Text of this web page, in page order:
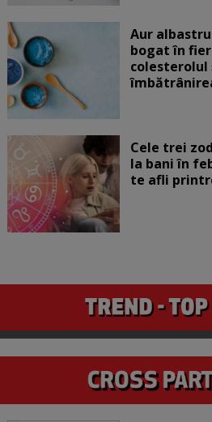
Aur
bogat în
colesterolul
Cele trei
la bani în
te afli